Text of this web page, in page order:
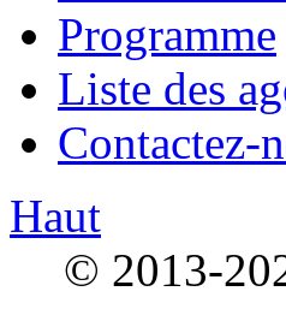
Programme
Liste des
Contactez-
Haut
© 2013-